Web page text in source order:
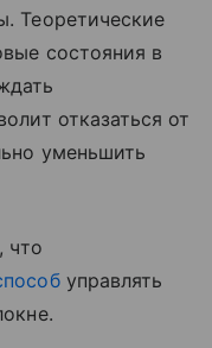
Теоретические
состояния в
отказаться от
уменьшить
что
управлять